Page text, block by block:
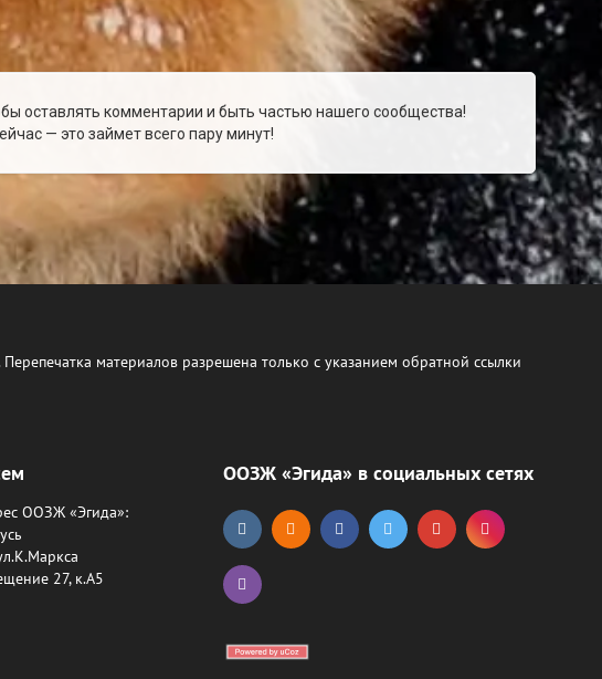
оставлять комментарии и быть частью нашего сообщества!
— это займет всего пару минут!
материалов разрешена только с указанием обратной ссылки
ООЗЖ «Эгида»:
27, к.А5
ООЗЖ «Эгида» в социальных сетях